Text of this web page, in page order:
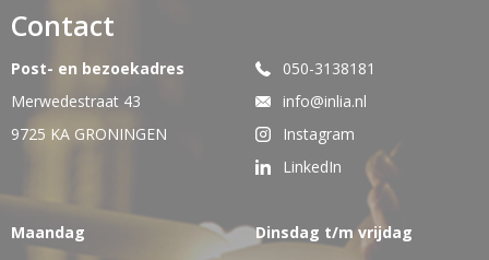
Contact
Post- en bezoekadres
Merwedestraat 43
9725 KA GRONINGEN
050-3138181
info@inlia.nl
Instagram
LinkedIn
Maandag
Dinsdag t/m vrijdag